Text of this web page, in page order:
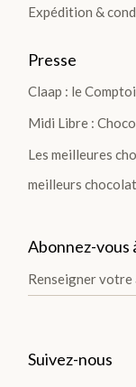
Expédition &
Presse
Claap : le
Midi Libre :
Les meilleures
meilleurs
Abonnez-
Suivez-nous